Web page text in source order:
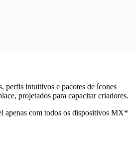
perfis intuitivos e pacotes de ícones
projetados para capacitar criadores.
apenas com todos os dispositivos MX*